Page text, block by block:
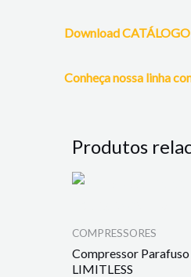
Download
Conheça nossa linha
Produtos
COMPRESSORES
Compressor
LIMITLESS